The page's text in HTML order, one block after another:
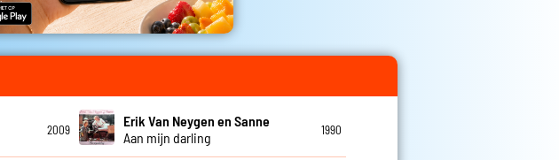
2009
Erik Van Neygen en Sanne
Aan mijn darling
1990